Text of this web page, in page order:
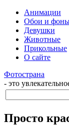
Анимации
Обои и
Девушки
Животные
Прикольные
О сайте
Фотострана
- это
Просто